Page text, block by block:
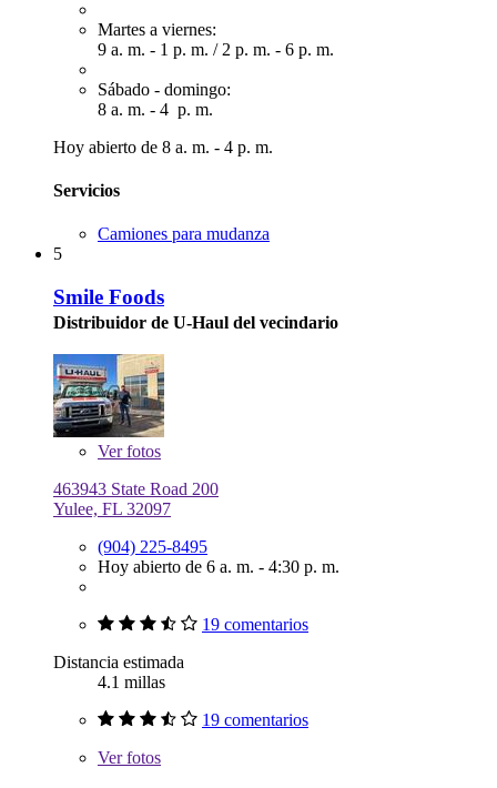
Martes a viernes:
9 a. m. - 1 p. m. / 2 p. m. - 6 p. m.
Sábado - domingo:
8 a. m. - 4 p. m.
Hoy abierto de 8 a. m. - 4 p. m.
Servicios
Camiones para mudanza
5
Smile Foods
Distribuidor de U-Haul del vecindario
Verfotos
463943 State Road 200
Yulee, FL 32097
(904) 225-8495
Hoy abierto de 6 a. m. - 4:30 p. m.
19 comentarios
Distancia estimada
4.1 millas
19 comentarios
Verfotos